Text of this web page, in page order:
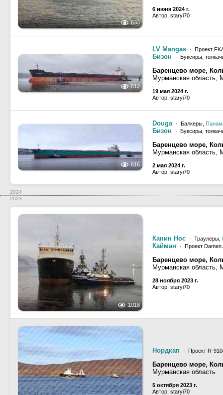
633
6 июня 2024 г.
Автор: staryi70
812
LV Mangas · Проект
Бизон · Буксиры,
Баренцево море,
Мурманская область,
19 мая 2024 г.
Автор: staryi70
616
Douga · Балкеры,
Бизон · Буксиры,
Баренцево море,
Мурманская область,
2 мая 2024 г.
Автор: staryi70
2024
2023
1018
Канин Нос · Траулеры,
Кайман · Проект
Баренцево море,
Мурманская область,
28 ноября 2023 г.
Автор: staryi70
Нордкап · Проект R-
Баренцево море,
Мурманская область
5 октября 2023 г.
Автор: staryi70